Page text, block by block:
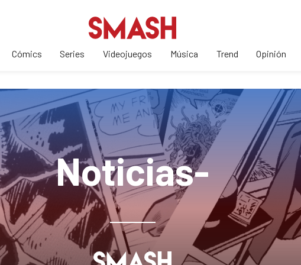
Cómics Series Videojuegos Música Trend Opinión
Noticias-